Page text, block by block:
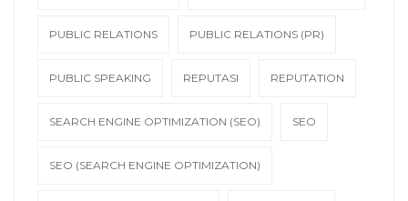
PUBLIC RELATIONS PUBLIC RELATIONS (PR)
PUBLIC SPEAKING REPUTASI REPUTATION
SEARCH ENGINE OPTIMIZATION (SEO) SEO
SEO (SEARCH ENGINE OPTIMIZATION)